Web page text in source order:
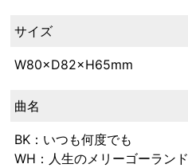
サイズ
W80×D82×H65mm
曲名
BK：いつも何度でも
WH：人生のメリーゴーランド